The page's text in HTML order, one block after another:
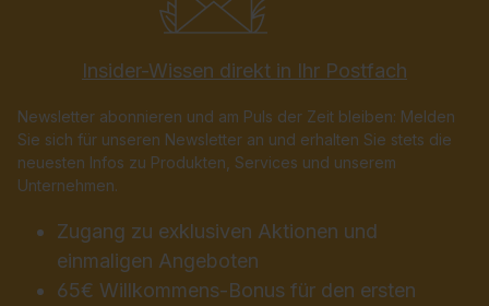
Insider-Wissen direkt in Ihr Postfach
Newsletter abonnieren und am Puls der Zeit bleiben: Melden
Sie sich für unseren Newsletter an und erhalten Sie stets die
neuesten Infos zu Produkten, Services und unserem
Unternehmen.
Zugang zu exklusiven Aktionen und
einmaligen Angeboten
65€ Willkommens-Bonus für den ersten